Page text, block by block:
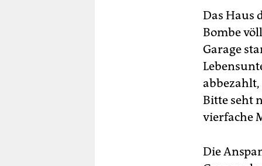
Das Haus
Bombe
Garage
Bitte seht
vierfache
Die